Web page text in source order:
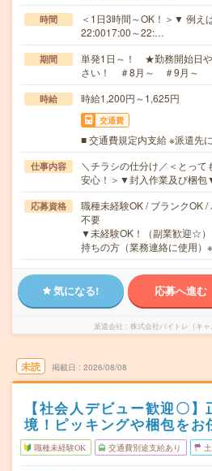
時間
＜1日3時間～OK！＞▼ 例
22:0017:00～22:…
期間
単発1日～！ ★勤務開始日
さい！ ＃8月～ ＃9月～
時給 時給1,200円～1,625円
交通費
■ 交通費規定内支給 ※派遣先
仕事内容
＼チラシの仕分け／＜とって
安心！＞▼封入作業及び梱
応募資格
職種未経験OK / ブランクOK
不要
▼未経験OK！（副業歓迎☆
持ちの方（業務連絡に使用
気になる! 応募へ進む
派遣会社 株式会社バイトレ（キャ
未読 掲載日 2026/08/08
【社会人デビュー歓迎〇
境！ピッキングや梱包をお
職種未経験OK 交通費別途支給あり